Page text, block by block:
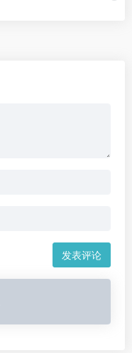
发表评论